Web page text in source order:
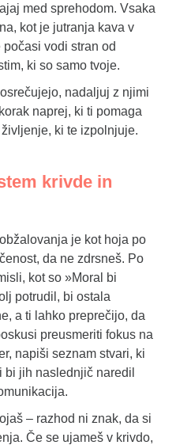
med sprehodom. Vsaka
kot je jutranja kava v
vodi stran od
ki so samo tvoje.
nadaljuj z njimi
naprej, ki ti pomaga
ki te izpolnjuje.
krivde in
je kot hoja po
da ne zdrsneš. Po
kot so »Moral bi
potrudil, bi ostala
a ti lahko preprečijo, da
preusmeriti fokus na
napiši seznam stvari, ki
jih naslednjič naredil
– razhod ni znak, da si
Če se ujameš v krivdo,